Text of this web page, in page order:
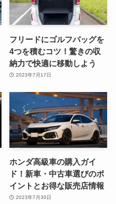
フリードにゴルフバッグを
4つを積むコツ！驚きの収
納力で快適に移動しよう
2023年7月17日
ホンダ高級車の購入ガイ
ド！新車・中古車選びのポ
イントとお得な販売店情報
2023年7月30日